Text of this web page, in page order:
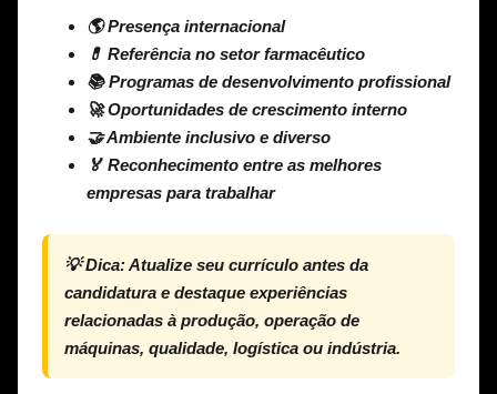
🌎 Presença internacional
💊 Referência no setor farmacêutico
📚 Programas de desenvolvimento profissional
🚀 Oportunidades de crescimento interno
🤝 Ambiente inclusivo e diverso
🏅 Reconhecimento entre as melhores
empresas para trabalhar
💡Dica:Atualize seu currículo antes da
candidatura e destaque experiências
relacionadas à produção, operação de
máquinas, qualidade, logística ou indústria.